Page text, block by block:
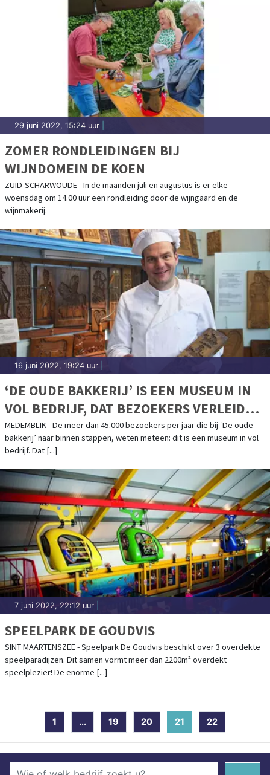
29 juni 2022, 15:24 uur
ZOMER RONDLEIDINGEN BIJ
WIJNDOMEIN DE KOEN
ZUID-SCHARWOUDE - In de maanden juli en augustus is er elke
woensdag om 14.00 uur een rondleiding door de wijngaard en de
wijnmakerij.
16 juni 2022, 19:24 uur
‘DE OUDE BAKKERIJ’ IS EEN MUSEUM IN
VOL BEDRIJF, DAT BEZOEKERS VERLEIDT
VIA ALLE ZINTUIGEN
MEDEMBLIK - De meer dan 45.000 bezoekers per jaar die bij ‘De oude
bakkerij’ naar binnen stappen, weten meteen: dit is een museum in vol
bedrijf. Dat [...]
7 juni 2022, 22:12 uur
SPEELPARK DE GOUDVIS
SINT MAARTENSZEE - Speelpark De Goudvis beschikt over 3 overdekte
speelparadijzen. Dit samen vormt meer dan 2200m² overdekt
speelplezier! De enorme [...]
1 ... 19 20 21 (current)
22